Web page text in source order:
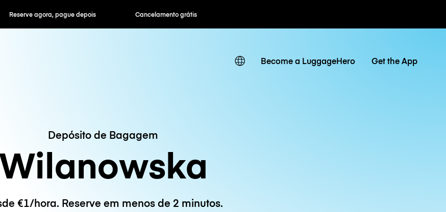
depois Cancelamento grátis Tarifas horárias / diárias
Become a LuggageHero Get the App
Depósito de Bagagem
€1/hora. Reserve em menos de 2 minutos.